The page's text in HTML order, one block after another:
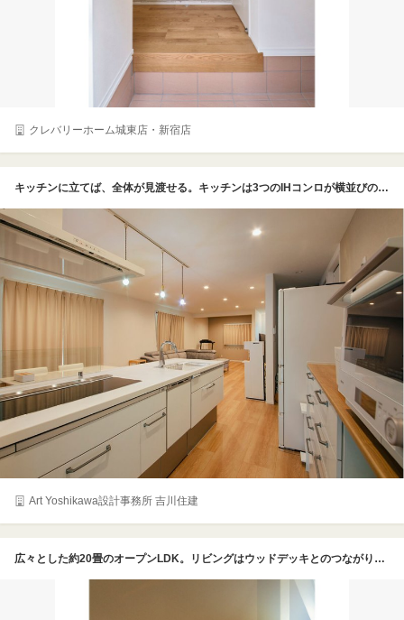
クレバリーホーム城東店・新宿店
キッチンに立てば、全体が見渡せる。キッチンは3つのIHコンロが横並びのタイプ。キッチンのペンダント照明以外はダウンライトですっきりと仕上げた
Art Yoshikawa設計事務所 吉川住建
広々とした約20畳のオープンLDK。リビングはウッドデッキとのつながりもつくり、外に出てお日様のもとランチをしたり、BBQをしたり、子どもを遊ばせることもできる。照明は埋め込み式のダウンライトをベースにしているため、空間を広く見せる効果があり掃除もしやすい